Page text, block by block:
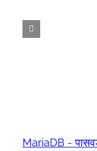
MariaDB -